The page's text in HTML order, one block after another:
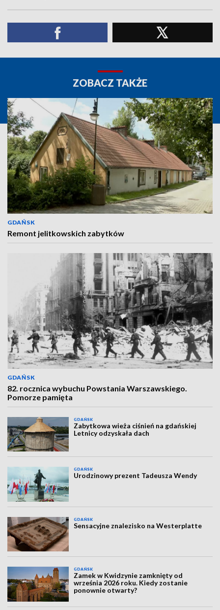
ZOBACZ TAKŻE
GDAŃSK
Remont jelitkowskich zabytków
GDAŃSK
82. rocznica wybuchu Powstania Warszawskiego.
Pomorze pamięta
GDAŃSK
Zabytkowa wieża ciśnień na gdańskiej
Letnicy odzyskała dach
GDAŃSK
Urodzinowy prezent Tadeusza Wendy
GDAŃSK
Sensacyjne znalezisko na Westerplatte
GDAŃSK
Zamek w Kwidzynie zamknięty od
września 2026 roku. Kiedy zostanie
ponownie otwarty?